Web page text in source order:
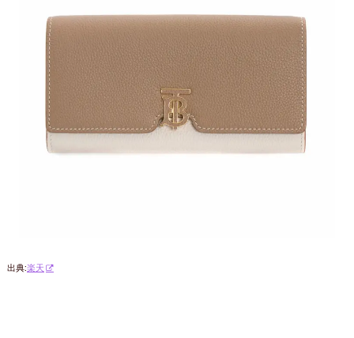
出典:楽天